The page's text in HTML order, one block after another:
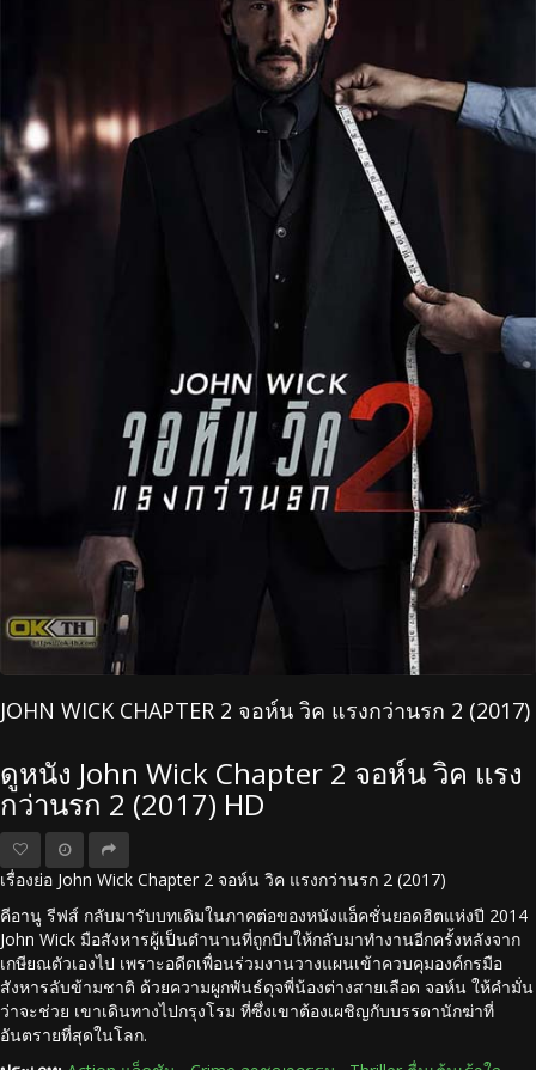
JOHN WICK CHAPTER 2 จอห์น วิค แรงกว่านรก 2 (2017)
ดูหนัง John Wick Chapter 2 จอห์น วิค แรง
กว่านรก 2 (2017) HD
เรื่องย่อ John Wick Chapter 2 จอห์น วิค แรงกว่านรก 2 (2017)
คีอานู รีฟส์ กลับมารับบทเดิมในภาคต่อของหนังแอ็คชั่นยอดฮิตแห่งปี 2014
John Wick มือสังหารผู้เป็นตำนานที่ถูกบีบให้กลับมาทำงานอีกครั้งหลังจาก
เกษียณตัวเองไป เพราะอดีตเพื่อนร่วมงานวางแผนเข้าควบคุมองค์กรมือ
สังหารลับข้ามชาติ ด้วยความผูกพันธ์ดุจพี่น้องต่างสายเลือด จอห์น ให้คำมั่น
ว่าจะช่วย เขาเดินทางไปกรุงโรม ที่ซึ่งเขาต้องเผชิญกับบรรดานักฆ่าที่
อันตรายที่สุดในโลก.